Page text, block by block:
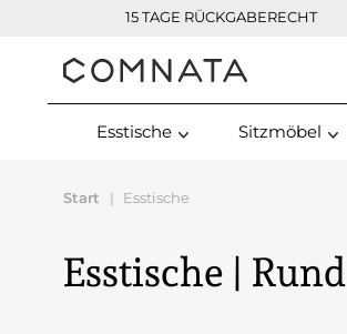
15 TAGE RÜCKGABERECHT
Kontakt
Esstische Sitzmöbel
Start Esstische
Esstische | Rund